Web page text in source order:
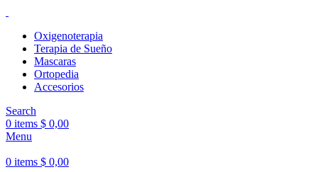
Oxigenoterapia
Terapia de Sueño
Mascaras
Ortopedia
Accesorios
Search
0 items $ 0,00
Menu
0 items $ 0,00